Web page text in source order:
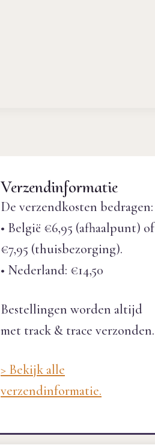
Verzendinformatie
De verzendkosten bedragen:
• België €6,95 (afhaalpunt) of
€7,95 (thuisbezorging).
• Nederland: €14,50
Bestellingen worden altijd
met track & trace verzonden.
> Bekijk alle
verzendinformatie.